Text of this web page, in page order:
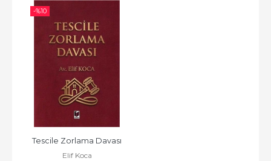
-%10
Tescile Zorlama Davası
Elif Koca